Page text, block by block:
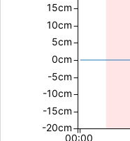
00:00
-20cm
-15cm
-10cm
-5cm
0cm
5cm
10cm
15cm